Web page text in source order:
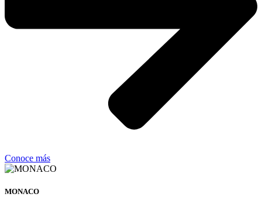
Conoce más
MONACO